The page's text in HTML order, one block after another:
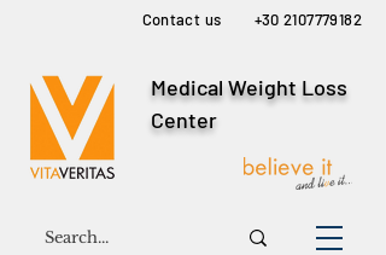
Contact us +30 2107779182
Medical Weight Loss
Center